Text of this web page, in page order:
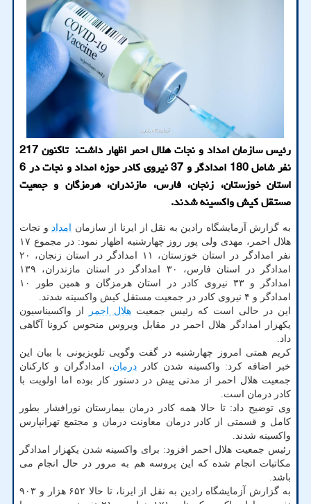
رئیس سازمان امداد و نجات هلال احمر اظهار داشت: تاکنون 217
نفر شامل 180 امدادگر و 37 نیروی کادر حوزه امداد و نجات در 6
استان خوزستان، زنجان، فارس، مازندران، هرمزگان و جمعیت
مستقل کیش واکسینه شدند.
به گزارش آزمایشگاه رادین به نقل از ایرنا از سازمان امداد و نجات
هلال احمر، مهدی ولی پور روز چهارشنبه اظهار نمود: در مجموع ۱۷
نفر امدادگر در استان خوزستان، ۱۱ امدادگر در استان زنجان، ۲۰
امدادگر در استان فارس، ۳۰ امدادگر در استان مازندران، ۱۳۹
امدادگر و ۳۳ نیروی کادر در استان هرمزگان و همین طور ۱۰
امدادگر و ۴ نیروی کادر در جمعیت مستقل کیش واکسینه شدند.
این در حالی است که رئیس جمعیت هلال احمر
از واکسیناسیون
یکهزار امدادگر هلال احمر در مقابل ویروس منحوس کرونا آگاهی
داد.
کریم همتی امروز چهارشنبه در گفت وگویی تلویزیونی با بیان این
خبر اضافه کرد: واکسینه شدن کادر درمان، امدادگران و کارکنان
جمعیت هلال احمر از مدتی پیش در دستور کار بوده اما اولویت با
کادر درمان است.
وی توضیح داد: تا حالا همه کادر درمان بیمارستان نورافشار بطور
کامل و قسمتی از کادر درمان معاونت درمان و مجتمع تهرانپارس
واکسینه شدند.
رئیس جمعیت هلال احمر افزود: برای واکسینه شدن یکهزار امدادگر
مکاتبات انجام شده که این پروسه هم به مرور در حال انجام می
باشد.
به گزارش آزمایشگاه رادین به نقل از ایرنا، تا حالا ۶۵۲ هزار و ۹۰۳